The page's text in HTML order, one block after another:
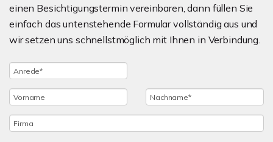
einen Besichtigungstermin vereinbaren, dann füllen Sie
einfach das untenstehende Formular vollständig aus und
wir setzen uns schnellstmöglich mit Ihnen in Verbindung.